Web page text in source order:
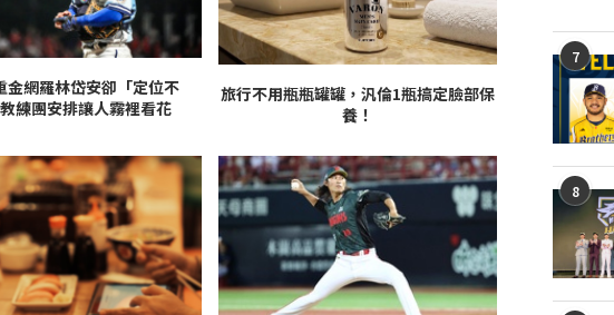
金網羅林岱安卻「定位不
練團安排讓人霧裡看花
旅行不用瓶瓶罐罐，汎倫1瓶搞定臉部保
養！
7
8